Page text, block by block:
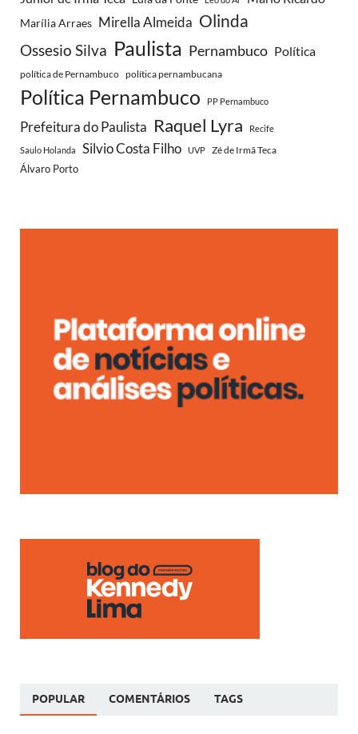
Marília Arraes Mirella Almeida Olinda
Ossesio Silva Paulista Pernambuco Política
política de Pernambuco política pernambucana
Política Pernambuco PP Pernambuco
Prefeitura do Paulista Raquel Lyra Recife
Saulo Holanda Silvio Costa Filho UVP Zé de Irmã Teca
Álvaro Porto
POPULAR COMENTÁRIOS TAGS